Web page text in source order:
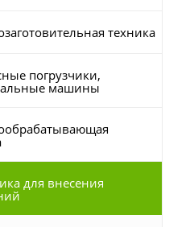
техника
погрузчики,
машины
для внесения